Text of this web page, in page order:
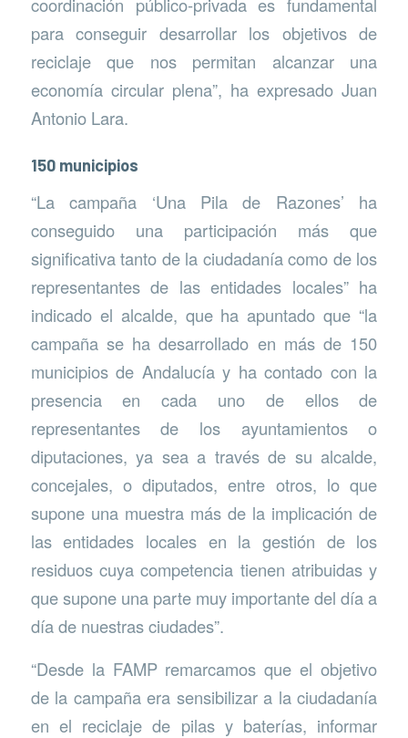
para conseguir desarrollar los objetivos de
reciclaje que nos permitan alcanzar una
economía circular plena”, ha expresado Juan
Antonio Lara.
150 municipios
“La campaña ‘Una Pila de Razones’ ha
conseguido una participación más que
significativa tanto de la ciudadanía como de los
representantes de las entidades locales” ha
indicado el alcalde, que ha apuntado que “la
campaña se ha desarrollado en más de 150
municipios de Andalucía y ha contado con la
presencia en cada uno de ellos de
representantes de los ayuntamientos o
diputaciones, ya sea a través de su alcalde,
concejales, o diputados, entre otros, lo que
supone una muestra más de la implicación de
las entidades locales en la gestión de los
residuos cuya competencia tienen atribuidas y
que supone una parte muy importante del día a
día de nuestras ciudades”.
“Desde la FAMP remarcamos que el objetivo
de la campaña era sensibilizar a la ciudadanía
en el reciclaje de pilas y baterías, informar